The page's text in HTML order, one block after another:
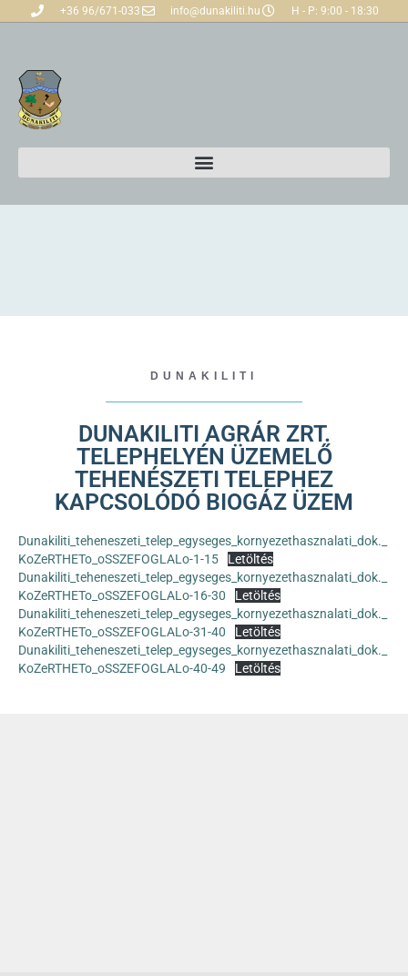
+36 96/671-033 info@dunakiliti.hu H - P: 9:00 - 18:30
DUNAKILITI
DUNAKILITI AGRÁR ZRT.
TELEPHELYÉN ÜZEMELŐ
TEHENÉSZETI TELEPHEZ
KAPCSOLÓDÓ BIOGÁZ ÜZEM
Dunakiliti_teheneszeti_telep_egyseges_kornyezethasznalati_dok._
KoZeRTHETo_oSSZEFOGLALo-1-15
Letöltés
Dunakiliti_teheneszeti_telep_egyseges_kornyezethasznalati_dok._
KoZeRTHETo_oSSZEFOGLALo-16-30
Letöltés
Dunakiliti_teheneszeti_telep_egyseges_kornyezethasznalati_dok._
KoZeRTHETo_oSSZEFOGLALo-31-40
Letöltés
Dunakiliti_teheneszeti_telep_egyseges_kornyezethasznalati_dok._
KoZeRTHETo_oSSZEFOGLALo-40-49
Letöltés